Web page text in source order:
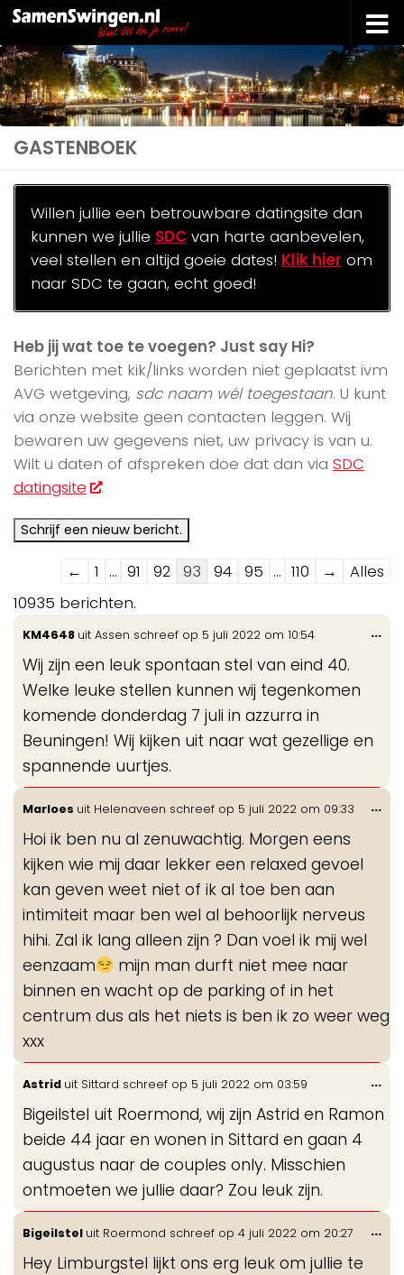
Doorgaan naar inhoud
GASTENBOEK
Willen jullie een betrouwbare datingsite dan
kunnen we jullie SDCvan harte aanbevelen,
veel stellen en altijd goeie dates! Klik hier om
naar SDC te gaan, echt goed!
Heb jij wat toe te voegen? Just say Hi?
Berichten met kik/links worden niet geplaatst ivm
AVG wetgeving, sdc naam wél toegestaan. U kunt
via onze website geen contacten leggen. Wij
bewaren uw gegevens niet, uw privacy is van u.
Wilt u daten of afspreken doe dat dan via SDC
datingsite
.
Navigatie
door
de
gastenboek-
lijst
← 1 ... 91 92 93 94 95 ... 110 →
Alles
10935 berichten.
KM4648 uit Assen schreef op 5 juli 2022 om 10:54
Wij zijn een leuk spontaan stel van eind 40.
Welke leuke stellen kunnen wij tegenkomen
komende donderdag 7 juli in azzurra in
Beuningen! Wij kijken uit naar wat gezellige en
spannende uurtjes.
...
Marloes uit Helenaveen schreef op 5 juli 2022 om 09:33
Hoi ik ben nu al zenuwachtig. Morgen eens
kijken wie mij daar lekker een relaxed gevoel
kan geven weet niet of ik al toe ben aan
intimiteit maar ben wel al behoorlijk nerveus
hihi. Zal ik lang alleen zijn ? Dan voel ik mij wel
eenzaam
mijn man durft niet mee naar
binnen en wacht op de parking of in het
centrum dus als het niets is ben ik zo weer weg
xxx
...
Astrid uit Sittard schreef op 5 juli 2022 om 03:59
Bigeilstel uit Roermond, wij zijn Astrid en Ramon
beide 44 jaar en wonen in Sittard en gaan 4
augustus naar de couples only. Misschien
ontmoeten we jullie daar? Zou leuk zijn.
...
Bigeilstel uit Roermond schreef op 4 juli 2022 om 20:27
Hey Limburgstel lijkt ons erg leuk om jullie te
...